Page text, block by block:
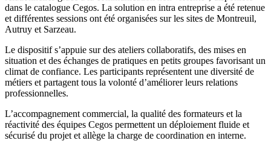
dans le catalogue Cegos. La solution en intra entreprise a été retenue
et différentes sessions ont été organisées sur les sites de Montreuil,
Autruy et Sarzeau.
Le dispositif s’appuie sur des ateliers collaboratifs, des mises en
situation et des échanges de pratiques en petits groupes favorisant un
climat de confiance. Les participants représentent une diversité de
métiers et partagent tous la volonté d’améliorer leurs relations
professionnelles.
L’accompagnement commercial, la qualité des formateurs et la
réactivité des équipes Cegos permettent un déploiement fluide et
sécurisé du projet et allège la charge de coordination en interne.